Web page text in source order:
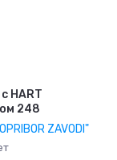
HART
248
ZAVODI"